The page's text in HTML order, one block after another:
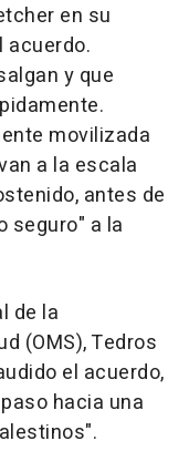
en su
acuerdo.
y que
movilizada
a la escala
antes de
seguro" a la
de la
(OMS), Tedros
el acuerdo,
hacia una